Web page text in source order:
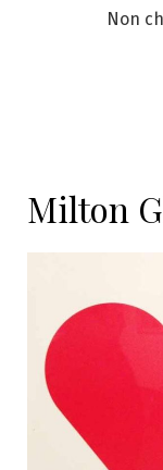
Non
Milton